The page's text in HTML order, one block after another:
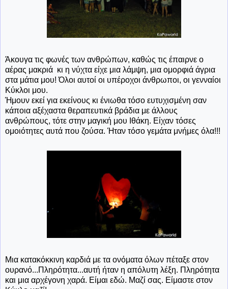
Άκουγα τις φωνές των ανθρώπων, καθώς τις έπαιρνε ο
αέρας μακριά κι η νύχτα είχε μια λάμψη, μια ομορφιά άγρια
στα μάτια μου! Όλοι αυτοί οι υπέροχοι άνθρωποι, οι γενναίοι
Κύκλοι μου.
Ήμουν εκεί για εκείνους κι ένιωθα τόσο ευτυχισμένη σαν
κάποια αξέχαστα θεραπευτικά βράδια με άλλους
ανθρώπους, τότε στην μαγική μου Ιθάκη. Είχαν τόσες
ομοιότητες αυτά που ζούσα. Ήταν τόσο γεμάτα μνήμες όλα!!!
Μια κατακόκκινη καρδιά με τα ονόματα όλων πέταξε στον
ουρανό...Πληρότητα...αυτή ήταν η απόλυτη λέξη. Πληρότητα
και μια αρχέγονη χαρά. Είμαι εδώ. Μαζί σας. Είμαστε στον